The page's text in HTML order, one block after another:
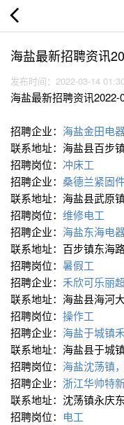
海盐最新招聘资讯
发布时间：2022-03-14
海盐最新招聘资讯2022-
招聘企业： 海盐金田电
联系地址：海盐县百步
招聘岗位： 冲床工
招聘企业： 桑德兰紧固
联系地址：海盐县武原
招聘岗位： 维修电工
招聘企业： 海盐东海电
联系地址：百步镇东海
招聘岗位： 暑假工
招聘企业： 禾欣可乐丽
联系地址：海盐县海河
招聘岗位： 操作工
招聘企业： 海盐于城镇
联系地址：海盐县于城
招聘岗位： 海盐沈荡镇
招聘企业： 浙江华帅特
联系地址：沈荡镇永庆
招聘岗位： 电工